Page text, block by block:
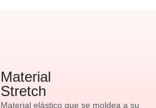
Material
Stretch
Material elástico que se moldea a su